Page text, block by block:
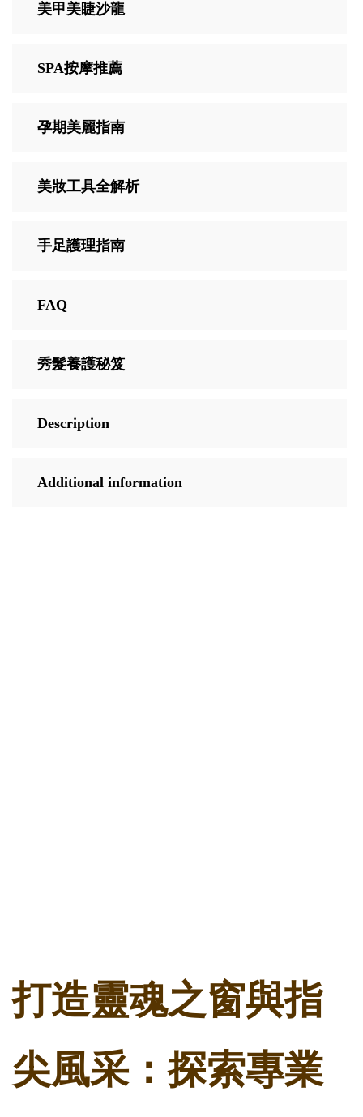
美甲美睫沙龍
SPA按摩推薦
孕期美麗指南
美妝工具全解析
手足護理指南
FAQ
秀髮養護秘笈
Description
Additional information
打造靈魂之窗與指
尖風采：探索專業